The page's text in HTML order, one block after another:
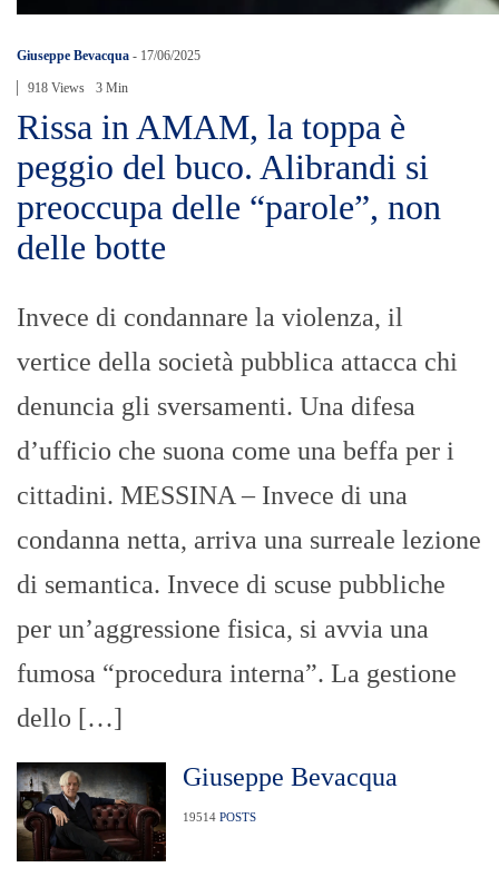
Giuseppe Bevacqua - 17/06/2025
918 Views 3 Min
Rissa in AMAM, la toppa è
peggio del buco. Alibrandi si
preoccupa delle “parole”, non
delle botte
Invece di condannare la violenza, il
vertice della società pubblica attacca chi
denuncia gli sversamenti. Una difesa
d’ufficio che suona come una beffa per i
cittadini. MESSINA – Invece di una
condanna netta, arriva una surreale lezione
di semantica. Invece di scuse pubbliche
per un’aggressione fisica, si avvia una
fumosa “procedura interna”. La gestione
dello […]
Giuseppe Bevacqua
19514 POSTS